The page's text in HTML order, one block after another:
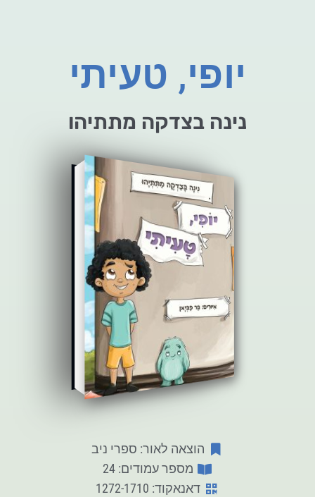
יופי, טעיתי
נינה בצדקה מתתיהו
הוצאה לאור: ספרי ניב
מספר עמודים: 24
דאנאקוד: 1272-1710